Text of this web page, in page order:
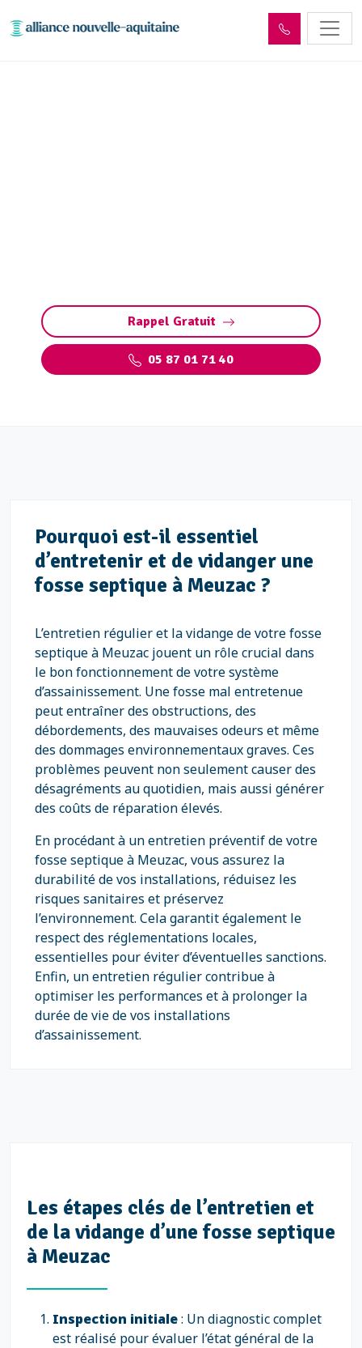
Rappel Gratuit
05 87 01 71 40
Pourquoi est-il essentiel
d’entretenir et de vidanger une
fosse septique à Meuzac ?
L’entretien régulier et la vidange de votre fosse
septique à Meuzac jouent un rôle crucial dans
le bon fonctionnement de votre système
d’assainissement. Une fosse mal entretenue
peut entraîner des obstructions, des
débordements, des mauvaises odeurs et même
des dommages environnementaux graves. Ces
problèmes peuvent non seulement causer des
désagréments au quotidien, mais aussi générer
des coûts de réparation élevés.
En procédant à un entretien préventif de votre
fosse septique à Meuzac, vous assurez la
durabilité de vos installations, réduisez les
risques sanitaires et préservez
l’environnement. Cela garantit également le
respect des réglementations locales,
essentielles pour éviter d’éventuelles sanctions.
Enfin, un entretien régulier contribue à
optimiser les performances et à prolonger la
durée de vie de vos installations
d’assainissement.
Les étapes clés de l’entretien et
de la vidange d’une fosse septique
à Meuzac
Inspection initiale: Un diagnostic complet
est réalisé pour évaluer l’état général de la